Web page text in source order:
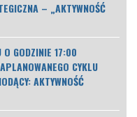
– „AKTYWNOŚĆ
GODZINIE 17:00
CYKLU
AKTYWNOŚĆ